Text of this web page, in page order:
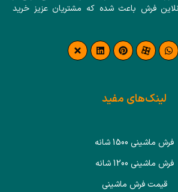
فرش باعث شده که مشتریان عزیز خرید
لینک‌های مفید
فرش ماشینی 1500 شانه
فرش ماشینی 1200 شانه
قیمت فرش ماشینی